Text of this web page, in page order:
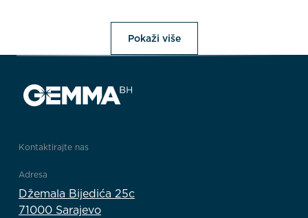
Pokaži više
Kontaktirajte nas
Adresa
Džemala Bijedića 25c
71000 Sarajevo